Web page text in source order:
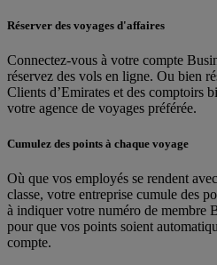
Réserver des voyages d'affaires
Connectez-vous à votre compte
réservez des vols en ligne. Ou bien
Clients d’Emirates et des comptoirs
votre agence de voyages préférée.
Cumulez des points à chaque voyage
Où que vos employés se rendent
classe, votre entreprise cumule des
à indiquer votre numéro de membre
pour que vos points soient
compte.